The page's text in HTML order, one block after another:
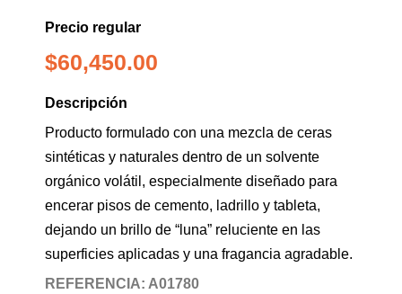
Precio regular
$60,450.00
Descripción
Producto formulado con una mezcla de ceras
sintéticas y naturales dentro de un solvente
orgánico volátil, especialmente diseñado para
encerar pisos de cemento, ladrillo y tableta,
dejando un brillo de “luna” reluciente en las
superficies aplicadas y una fragancia agradable.
REFERENCIA: A01780